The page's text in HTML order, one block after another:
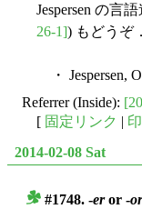
Jespersen の言
26-1]) もどうぞ．
・ Jespersen,
Referrer (Inside):
[ 固定リンク |
2014-02-08 Sat
#1748. -eror -or